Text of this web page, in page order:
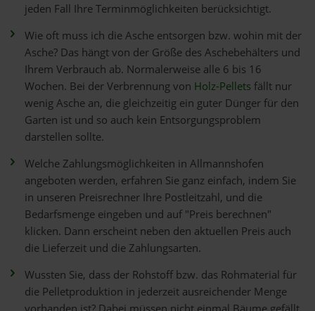
jeden Fall Ihre Terminmöglichkeiten berücksichtigt.
Wie oft muss ich die Asche entsorgen bzw. wohin mit der
Asche? Das hängt von der Größe des Aschebehälters und
Ihrem Verbrauch ab. Normalerweise alle 6 bis 16
Wochen. Bei der Verbrennung von Holz-Pelletsfällt nur
wenig Asche an, die gleichzeitig ein guter Dünger für den
Garten ist und so auch kein Entsorgungsproblem
darstellen sollte.
Welche Zahlungsmöglichkeiten in Allmannshofen
angeboten werden, erfahren Sie ganz einfach, indem Sie
in unseren Preisrechner Ihre Postleitzahl, und die
Bedarfsmenge eingeben und auf "Preis berechnen"
klicken. Dann erscheint neben den aktuellen Preis auch
die Lieferzeit und die Zahlungsarten.
Wussten Sie, dass der Rohstoff bzw. das Rohmaterial für
die Pelletproduktion in jederzeit ausreichender Menge